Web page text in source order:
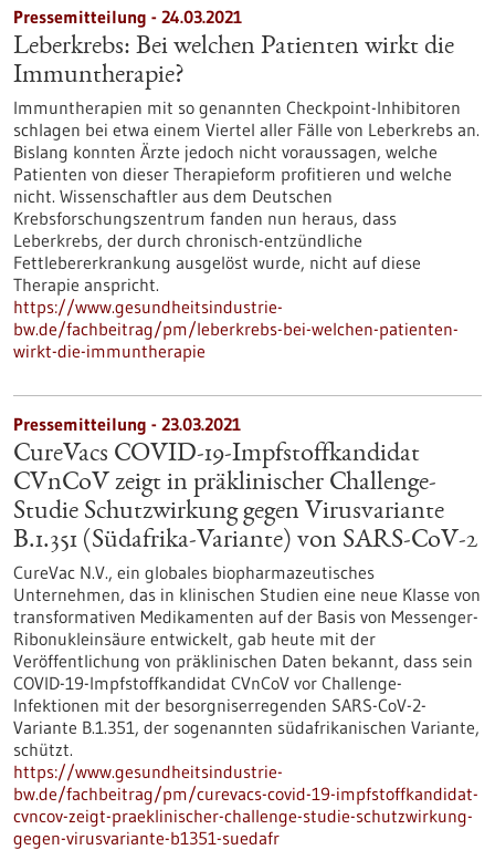
Pressemitteilung - 24.03.2021
Leberkrebs: Bei welchen Patienten wirkt die
Immuntherapie?
Immuntherapien mit so genannten Checkpoint-Inhibitoren
schlagen bei etwa einem Viertel aller Fälle von Leberkrebs an.
Bislang konnten Ärzte jedoch nicht voraussagen, welche
Patienten von dieser Therapieform profitieren und welche
nicht. Wissenschaftler aus dem Deutschen
Krebsforschungszentrum fanden nun heraus, dass
Leberkrebs, der durch chronisch-entzündliche
Fettlebererkrankung ausgelöst wurde, nicht auf diese
Therapie anspricht.
https://www.gesundheitsindustrie-
bw.de/fachbeitrag/pm/leberkrebs-bei-welchen-patienten-
wirkt-die-immuntherapie
Pressemitteilung - 23.03.2021
CureVacs COVID-19-Impfstoffkandidat
CVnCoV zeigt in präklinischer Challenge-
Studie Schutzwirkung gegen Virusvariante
B.1.351 (Südafrika-Variante) von SARS-CoV-2
CureVac N.V., ein globales biopharmazeutisches
Unternehmen, das in klinischen Studien eine neue Klasse von
transformativen Medikamenten auf der Basis von Messenger-
Ribonukleinsäure entwickelt, gab heute mit der
Veröffentlichung von präklinischen Daten bekannt, dass sein
COVID-19-Impfstoffkandidat CVnCoV vor Challenge-
Infektionen mit der besorgniserregenden SARS-CoV-2-
Variante B.1.351, der sogenannten südafrikanischen Variante,
schützt.
https://www.gesundheitsindustrie-
bw.de/fachbeitrag/pm/curevacs-covid-19-impfstoffkandidat-
cvncov-zeigt-praeklinischer-challenge-studie-schutzwirkung-
gegen-virusvariante-b1351-suedafr